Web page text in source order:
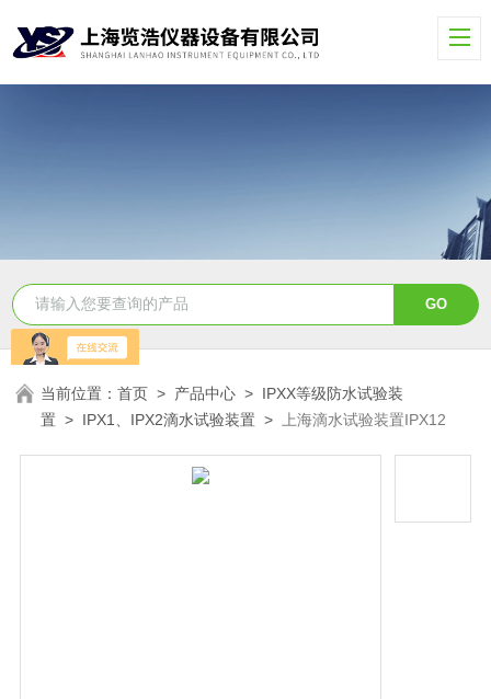
当前位置：首页 > 产品中心 > IPXX等级防水试验装
置 > IPX1、IPX2滴水试验装置 > 上海滴水试验装置IPX12